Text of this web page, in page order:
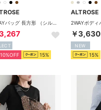
10%OFF 15%
ALTROSE
￥3,630
NEW
15%